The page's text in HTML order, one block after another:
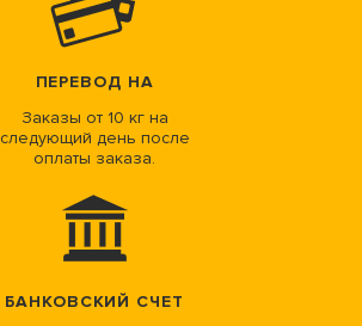
ПЕРЕВОД НА
Заказы от 10 кг на
следующий день после
оплаты заказа.
БАНКОВСКИЙ СЧЕТ